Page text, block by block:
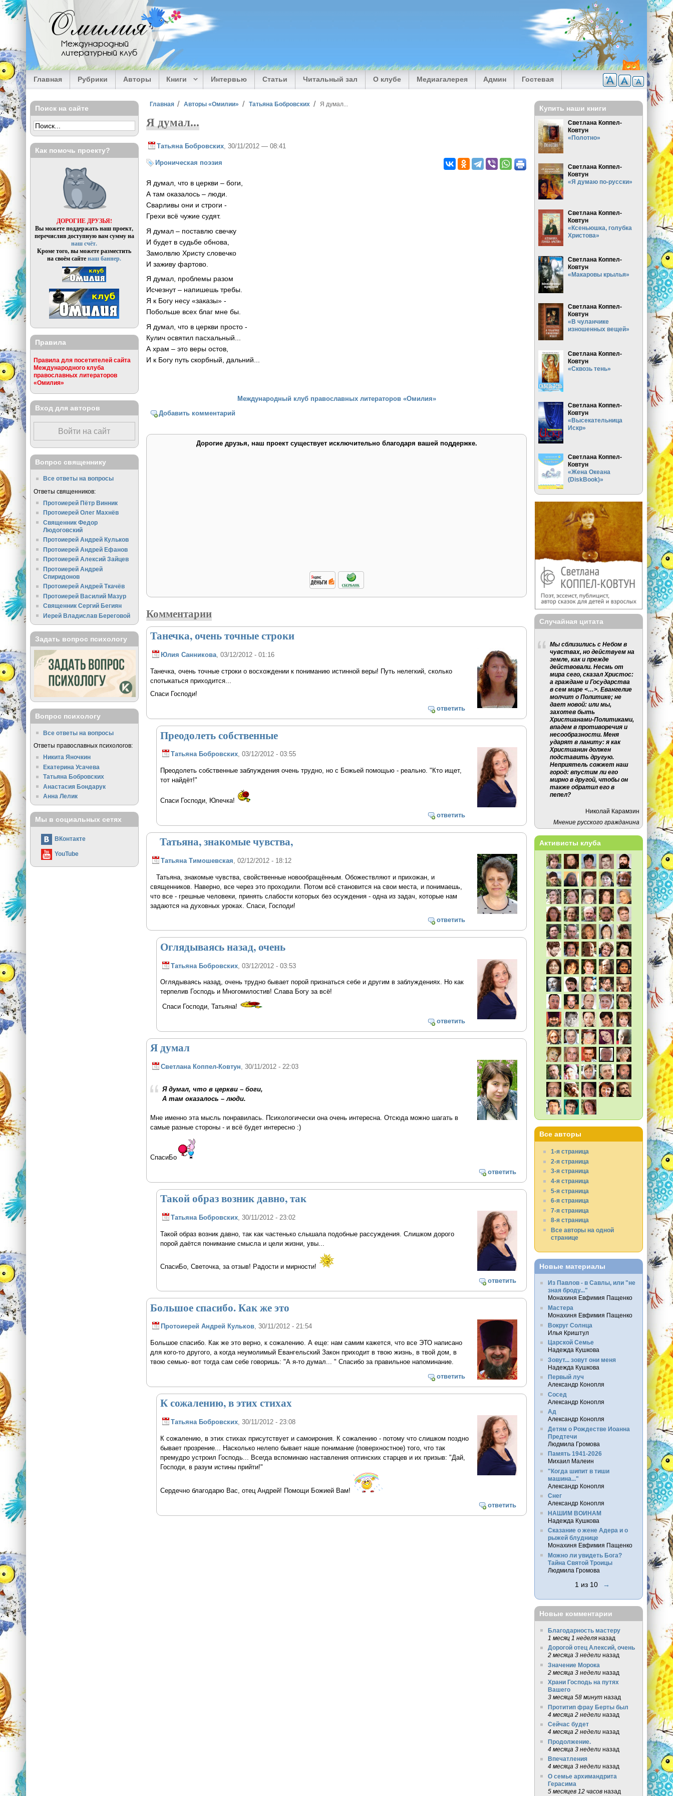
Перейти к основному содержанию
Омилия
Международный
литературный клуб
Главная Рубрики Авторы Книги Интервью Статьи Читальный зал О клубе Медиагалерея Админ Гостевая
Вы здесь
Главная Авторы «Омилии» Татьяна Бобровских Я думал...
Я думал...
Татьяна Бобровских , 30/11/2012 — 08:41
Ироническая поэзия
Я думал, что в церкви – боги,
А там оказалось – люди.
Сварливы они и строги -
Грехи всё чужие судят.
Я думал – поставлю свечку
И будет в судьбе обнова,
Замолвлю Христу словечко
И заживу фартово.
Я думал, проблемы разом
Исчезнут – напишешь требы.
Я к Богу несу «заказы» -
Побольше всех благ мне бы.
Я думал, что в церкви просто -
Кулич освятил пасхальный...
А храм – это веры остов,
И к Богу путь скорбный, дальний...
Международный клуб православных литераторов «Омилия»
Добавить комментарий
Дорогие друзья, наш проект существует исключительно благодаря вашей поддержке.
Комментарии
Танечка, очень точные строки
Юлия Санникова, 03/12/2012 - 01:16
Танечка, очень точные строки о восхождении к пониманию истинной веры! Путь нелегкий, сколько
спотыкаться приходится...
Спаси Господи!
ответить
Преодолеть собственные
Татьяна Бобровских, 03/12/2012 - 03:55
Преодолеть собственные заблуждения очень трудно, но с Божьей помощью - реально. "Кто ищет,
тот найдёт!"
Спаси Господи, Юлечка!
ответить
Татьяна, знакомые чувства,
Татьяна Тимошевская , 02/12/2012 - 18:12
Татьяна, знакомые чувства, свойственные новообращённым. Обожествляют и прихожан, и
священников. Наверно, все через это проходили. Потом всё становится на свои места, и понимаешь,
что все - грешные человеки, принять слабости которых без осуждения - одна из задач, которые нам
задаются на духовных уроках. Спаси, Господи!
ответить
Оглядываясь назад, очень
Татьяна Бобровских, 03/12/2012 - 03:53
Оглядываясь назад, очень трудно бывает порой признаться себе и другим в заблуждениях. Но как
терпелив Господь и Многомилостив! Слава Богу за всё!
Спаси Господи, Татьяна!
ответить
Я думал
Светлана Коппел-Ковтун, 30/11/2012 - 22:03
Я думал, что в церкви – боги,
А там оказалось – люди.
Мне именно эта мысль понравилась. Психологически она очень интересна. Отсюда можно шагать в
самые разные стороны - и всё будет интересно :)
СпасиБо
ответить
Такой образ возник давно, так
Татьяна Бобровских, 30/11/2012 - 23:02
Такой образ возник давно, так как частенько слышала подобные рассуждения. Слишком дорого
порой даётся понимание смысла и цели жизни, увы...
СпасиБо, Светочка, за отзыв! Радости и мирности!
ответить
Большое спасибо. Как же это
Протоиерей Андрей Кульков, 30/11/2012 - 21:54
Большое спасибо. Как же это верно, к сожалению. А еще: нам самим кажется, что все ЭТО написано
для кого-то другого, а когда неумолимый Евангельский Закон приходит в твою жизнь, в твой дом, в
твою семью- вот тогда сам себе говоришь: "А я-то думал... " Спасибо за правильное напоминание.
ответить
К сожалению, в этих стихах
Татьяна Бобровских, 30/11/2012 - 23:08
К сожалению, в этих стихах присутствует и самоирония. К сожалению - потому что слишком поздно
бывает прозрение... Насколько нелепо бывает наше понимание (поверхностное) того, что так
премудро устроил Господь... Всегда вспоминаю наставления оптинских старцев и их призыв: "Дай,
Господи, в разум истины прийти!"
Сердечно благодарю Вас, отец Андрей! Помощи Божией Вам!
ответить
Поиск на сайте
Как помочь проекту?
ДОРОГИЕ ДРУЗЬЯ!
Вы можете поддержать наш проект,
перечислив доступную вам сумму на
наш счёт.
Кроме того, вы можете разместить
на своём сайтенаш баннер.
Правила
Правила для посетителей сайта
Международного клуба
православных литераторов
«Омилия»
Вход для авторов
Войти на сайт
Вопрос священнику
Все ответы на вопросы
Ответы священников:
Протоиерей Пётр Винник
Протоиерей Олег Махнёв
Священник Федор
Людоговский
Протоиерей Андрей Кульков
Протоиерей Андрей Ефанов
Протоиерей Алексий Зайцев
Протоиерей Андрей
Спиридонов
Протоиерей Андрей Ткачёв
Протоиерей Василий Мазур
Священник Сергий Бегиян
Иерей Владислав Береговой
Задать вопрос психологу
Вопрос психологу
Все ответы на вопросы
Ответы православных психологов:
Никита Яночкин
Екатерина Усачева
Татьяна Бобровских
Анастасия Бондарук
Анна Лелик
Мы в социальных сетях
ВКонтакте
YouTube
Купить наши книги
Светлана Коппел-
Ковтун
«Полотно»
Светлана Коппел-
Ковтун
«Я думаю по-русски»
Светлана Коппел-
Ковтун
«Ксеньюшка, голубка
Христова»
Светлана Коппел-
Ковтун
«Макаровы крылья»
Светлана Коппел-
Ковтун
«В чуланчике
изношенных вещей»
Светлана Коппел-
Ковтун
«Сквозь тень»
Светлана Коппел-
Ковтун
«Высекательница
Искр»
Светлана Коппел-
Ковтун
«Жена Океана
(DiskBook)»
Случайная цитата
Мы сблизились с Небом в
чувствах, но действуем на
земле, как и прежде
действовали. Несмь от
мира сего, сказал Христос:
а граждане и Государства
в сем мире <…>. Евангелие
молчит о Политике; не
дает новой: или мы,
захотев быть
Христианами-Политиками,
впадем в противоречия и
несообразности. Меня
ударят в ланиту: я как
Христианин должен
подставить другую.
Неприятель сожжет наш
город: впустим ли его
мирно в другой, чтобы он
также обратил его в
пепел?
Николай Карамзин
Мнение русского гражданина
Активисты клуба
Все авторы
1-я страница
2-я страница
3-я страница
4-я страница
5-я страница
6-я страница
7-я страница
8-я страница
Все авторы на одной
странице
Новые материалы
Из Павлов - в Савлы, или "не
зная броду..."
Монахиня Евфимия Пащенко
Мастера
Монахиня Евфимия Пащенко
Вокруг Солнца
Илья Криштул
Царской Семье
Надежда Кушкова
Зовут... зовут они меня
Надежда Кушкова
Первый луч
Александр Конопля
Сосед
Александр Конопля
Ад
Александр Конопля
Детям о Рождестве Иоанна
Предтечи
Людмила Громова
Память 1941-2026
Михаил Малеин
"Когда шипит в тиши
машина..."
Александр Конопля
Снег
Александр Конопля
НАШИМ ВОИНАМ
Надежда Кушкова
Сказание о жене Адера и о
рыжей блуднице
Монахиня Евфимия Пащенко
Можно ли увидеть Бога?
Тайна Святой Троицы
Людмила Громова
1 из 10 →
Новые комментарии
Благодарность мастеру
1 месяц 1 неделяназад
Дорогой отец Алексий, очень
2 месяца 3 неделиназад
Значение Морока
2 месяца 3 неделиназад
Храни Господь на путях
Вашего
3 месяца 58 минутназад
Протитип фрау Берты был
4 месяца 2 неделиназад
Сейчас будет
4 месяца 2 неделиназад
Продолжение.
4 месяца 3 неделиназад
Впечатления
4 месяца 3 неделиназад
О семье архимандрита
Герасима
5 месяцев 12 часовназад